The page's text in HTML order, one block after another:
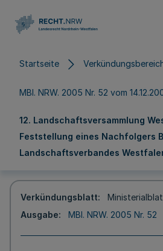
Startseite
MBl. NRW. 2005 Nr. 52 vom
12. Landschaftsversammlung
Feststellung eines Nachfolgers
Landschaftsverbandes
Verkündungsblatt
Ausgabe
MBl. NRW. 2005 Nr. 52